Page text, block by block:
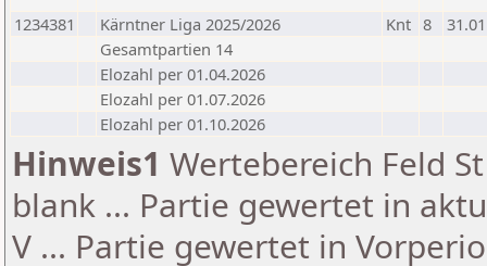
1234381
Kärntner Liga 2025/2026 Knt 8
Gesamtpartien 14
Elozahl per 01.04.2026
Elozahl per 01.07.2026
Elozahl per 01.10.2026
Hinweis1 Wertebereich Feld
blank ... Partie gewertet in
V ... Partie gewertet in